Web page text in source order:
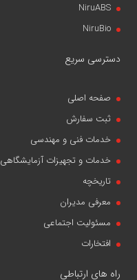
NiruABS
NiruBio
دسترسی سریع
صفحه اصلی
ثبت سفارش
خدمات فنی و مهندسی
خدمات و تجهیزات آزمایشگاهی
تاریخچه
معرفی مدیران
مسئولیت اجتماعی
افتخارات
راه های ارتباطی